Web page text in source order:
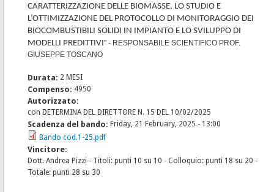
CARATTERIZZAZIONE DELLE BIOMASSE, LO STUDIO E
L’OTTIMIZZAZIONE DEL PROTOCOLLO DI MONITORAGGIO DEI
BIOCOMBUSTIBILI SOLIDI IN IMPIANTO E LO SVILUPPO DI
MODELLI PREDITTIVI" - RESPONSABILE SCIENTIFICO PROF.
GIUSEPPE TOSCANO
Durata: 2 MESI
Compenso: 4950
Autorizzato:
con DETERMINA DEL DIRETTORE N. 15 DEL 10/02/2025
Scadenza del bando:Friday, 21 February, 2025 - 13:00
Bando cod.1-25.pdf
Vincitore:
Dott. Andrea Pizzi - Titoli: punti 10 su 10 - Colloquio: punti 18 su 20 -
Totale: punti 28 su 30